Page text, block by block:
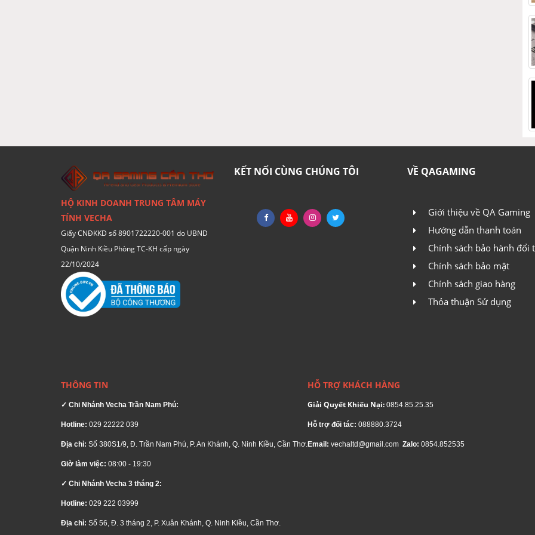
Tiết kiệm điện
Không chỉ có mức giá phù hợp với đại bộ phận người tiêu dùng, sử dụng các CPU Pentium còn góp phần
HỘ KINH DOANH TRUNG TÂM MÁY
TÍNH VECHA
Giấy CNĐKKD số 8901722220-001 do UBND
Quận Ninh Kiều Phòng TC-KH cấp ngày
22/10/2024
VỀ QAGAMING
Giới thiệu về QA Gaming
Hướng dẫn thanh toán
Chính sách bảo hành đổi
Chính sách bảo mật
Chính sách giao hàng
Thỏa thuận Sử dụng
KẾT NỐI CÙNG CHÚNG TÔI
THÔNG TIN
✓ Chi Nhánh Vecha Trần Nam Phú:
Hotline: 029 22222 039
Địa chỉ: Số 380S1/9, Đ. Trần Nam Phú, P. An Khánh, Q. Ninh Kiều, Cần Thơ.
Giờ làm việc: 08:00 - 19:30
✓ Chi Nhánh Vecha 3 tháng 2:
Hotline: 029 222 03999
Địa chỉ: Số 56, Đ. 3 tháng 2, P. Xuân Khánh, Q. Ninh Kiều, Cần Thơ.
HỖ TRỢ KHÁCH HÀNG
Giải Quyết Khiếu Nại: 0854.85.25.35
Hỗ trợ đối tác: 088880.3724
Email: vechaltd@gmail.com Zalo: 0854.852535